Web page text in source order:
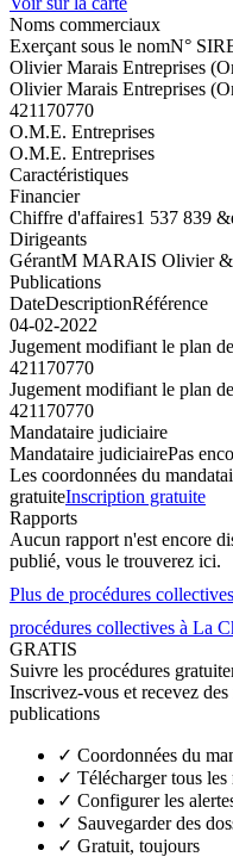
Noms commerciaux
Exerçant sous le nomN°
Olivier Marais Entreprises
Olivier Marais Entreprises
421170770
O.M.E. Entreprises
O.M.E. Entreprises
Caractéristiques
Financier
Chiffre d'affaires1 537 839
Dirigeants
GérantM MARAIS Olivier
Publications
DateDescriptionRéférence
04-02-2022
Jugement modifiant le plan
421170770
Jugement modifiant le plan
421170770
Mandataire judiciaire
Mandataire judiciairePas
Les coordonnées du
gratuiteInscription gratuite
Rapports
Aucun rapport n'est encore
publié, vous le trouverez ici.
Plus de procédures
procédures collectives à La
GRATIS
Suivre les procédures
Inscrivez-vous et recevez
publications
✓ Coordonnées du
✓ Télécharger tous les
✓ Configurer les
✓ Sauvegarder des
✓ Gratuit, toujours